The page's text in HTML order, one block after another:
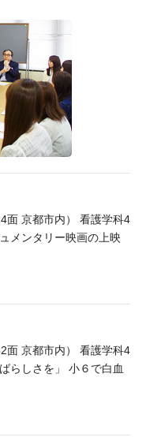
面 京都市内） 看護学科4
メンタリー映画の上映
面 京都市内） 看護学科4
らしさを」 小６で白血